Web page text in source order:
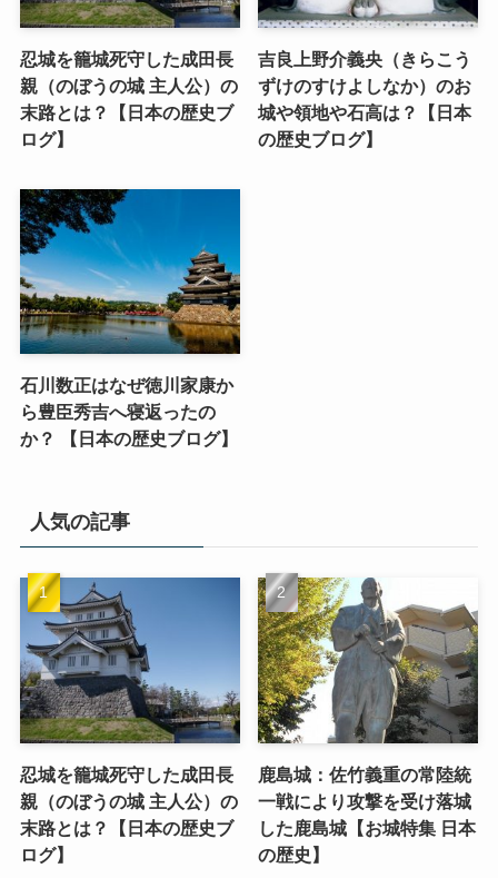
忍城を籠城死守した成田長
親（のぼうの城 主人公）の
末路とは？【日本の歴史ブ
ログ】
吉良上野介義央（きらこう
ずけのすけよしなか）のお
城や領地や石高は？【日本
の歴史ブログ】
石川数正はなぜ徳川家康か
ら豊臣秀吉へ寝返ったの
か？ 【日本の歴史ブログ】
人気の記事
忍城を籠城死守した成田長
親（のぼうの城 主人公）の
末路とは？【日本の歴史ブ
ログ】
鹿島城：佐竹義重の常陸統
一戦により攻撃を受け落城
した鹿島城【お城特集 日本
の歴史】